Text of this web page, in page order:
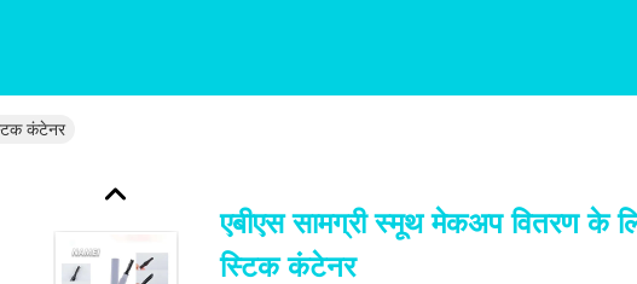
कंटेनर
एबीएस सामग्री स्मूथ मेकअप वितरण के
स्टिक कंटेनर